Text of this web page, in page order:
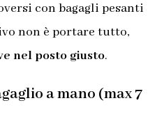
con bagagli pesanti
non è portare tutto,
nel posto giusto.
a mano (max 7